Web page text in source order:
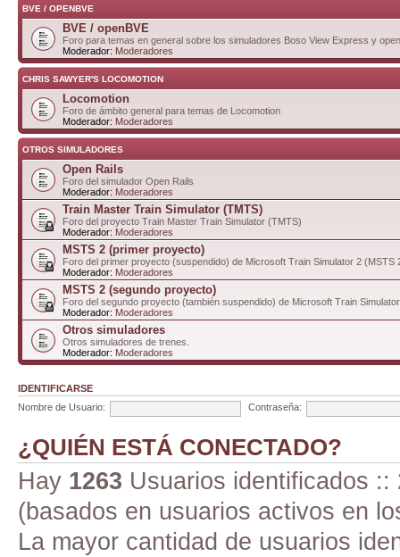
BVE / OPENBVE
BVE / openBVE
Foro para temas en general sobre los simuladores Boso View Express y
Moderador: Moderadores
CHRIS SAWYER'S LOCOMOTION
Locomotion
Foro de ámbito general para temas de Locomotion
Moderador: Moderadores
OTROS SIMULADORES
Open Rails
Foro del simulador Open Rails
Moderador: Moderadores
Train Master Train Simulator (TMTS)
Foro del proyecto Train Master Train Simulator (TMTS)
Moderador: Moderadores
MSTS 2 (primer proyecto)
Foro del primer proyecto (suspendido) de Microsoft Train Simulator 2 (MSTS
Moderador: Moderadores
MSTS 2 (segundo proyecto)
Foro del segundo proyecto (también suspendido) de Microsoft Train
Moderador: Moderadores
Otros simuladores
Otros simuladores de trenes.
Moderador: Moderadores
IDENTIFICARSE
Nombre de Usuario:
Contraseña:
¿QUIÉN ESTÁ CONECTADO?
Hay 1263 Usuarios identificados
(basados en usuarios activos en
La mayor cantidad de usuarios